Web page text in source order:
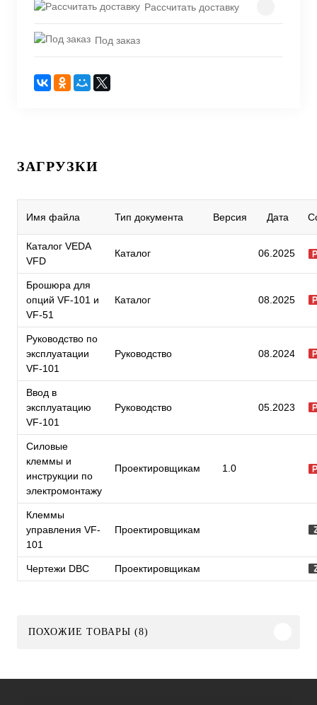
Рассчитать доставку
Под заказ
ЗАГРУЗКИ
Имя файла Тип документа Версия Дата
Каталог VEDA
VFD
Каталог 06.2025
Брошюра для
опций VF-101 и
VF-51
Каталог 08.2025
Руководство по
эксплуатации
VF-101
Руководство 08.2024
Ввод в
эксплуатацию
VF-101
Руководство 05.2023
Силовые
клеммы и
инструкции по
электромонтажу
Проектировщикам 1.0
Клеммы
управления VF-
101
Проектировщикам
Чертежи DBC Проектировщикам
ПОХОЖИЕ ТОВАРЫ (8)